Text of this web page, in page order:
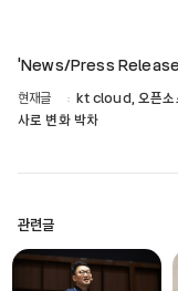
'News/Press Release'
현재글
kt cloud, 오픈소
사로 변화 박차
관련글